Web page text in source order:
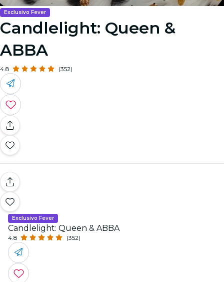
Exclusivo Fever
Candlelight: Queen &
ABBA
4.8 (352)
Exclusivo Fever
Candlelight: Queen & ABBA
4.8 (352)